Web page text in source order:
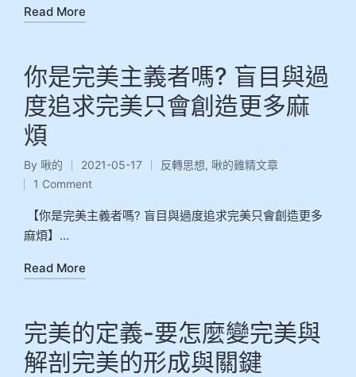
Read More
你是完美主義者嗎? 盲目與過
度追求完美只會創造更多麻
煩
By 啾的 2021-05-17 反轉思想, 啾的雞精文章
1 Comment
【你是完美主義者嗎? 盲目與過度追求完美只會創造更多
麻煩】…
Read More
完美的定義-要怎麼變完美與
解剖完美的形成與關鍵